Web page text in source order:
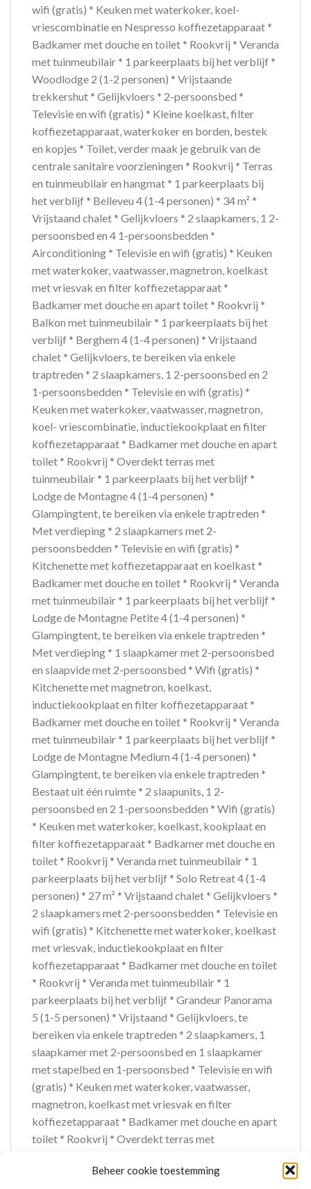
Beheer cookie toestemming
wifi (gratis) * Keuken met waterkoker, koel-
vriescombinatie en Nespresso koffiezetapparaat *
Badkamer met douche en toilet * Rookvrij * Veranda
met tuinmeubilair * 1 parkeerplaats bij het verblijf *
Woodlodge 2 (1-2 personen) * Vrijstaande
trekkershut * Gelijkvloers * 2-persoonsbed *
Televisie en wifi (gratis) * Kleine koelkast, filter
koffiezetapparaat, waterkoker en borden, bestek
en kopjes * Toilet, verder maak je gebruik van de
centrale sanitaire voorzieningen * Rookvrij * Terras
en tuinmeubilair en hangmat * 1 parkeerplaats bij
het verblijf * Belleveu 4 (1-4 personen) * 34 m² *
Vrijstaand chalet * Gelijkvloers * 2 slaapkamers, 1 2-
persoonsbed en 4 1-persoonsbedden *
Airconditioning * Televisie en wifi (gratis) * Keuken
met waterkoker, vaatwasser, magnetron, koelkast
met vriesvak en filter koffiezetapparaat *
Badkamer met douche en apart toilet * Rookvrij *
Balkon met tuinmeubilair * 1 parkeerplaats bij het
verblijf * Berghem 4 (1-4 personen) * Vrijstaand
chalet * Gelijkvloers, te bereiken via enkele
traptreden * 2 slaapkamers, 1 2-persoonsbed en 2
1-persoonsbedden * Televisie en wifi (gratis) *
Keuken met waterkoker, vaatwasser, magnetron,
koel- vriescombinatie, inductiekookplaat en filter
koffiezetapparaat * Badkamer met douche en apart
toilet * Rookvrij * Overdekt terras met
tuinmeubilair * 1 parkeerplaats bij het verblijf *
Lodge de Montagne 4 (1-4 personen) *
Glampingtent, te bereiken via enkele traptreden *
Met verdieping * 2 slaapkamers met 2-
persoonsbedden * Televisie en wifi (gratis) *
Kitchenette met koffiezetapparaat en koelkast *
Badkamer met douche en toilet * Rookvrij * Veranda
met tuinmeubilair * 1 parkeerplaats bij het verblijf *
Lodge de Montagne Petite 4 (1-4 personen) *
Glampingtent, te bereiken via enkele traptreden *
Met verdieping * 1 slaapkamer met 2-persoonsbed
en slaapvide met 2-persoonsbed * Wifi (gratis) *
Kitchenette met magnetron, koelkast,
inductiekookplaat en filter koffiezetapparaat *
Badkamer met douche en toilet * Rookvrij * Veranda
met tuinmeubilair * 1 parkeerplaats bij het verblijf *
Lodge de Montagne Medium 4 (1-4 personen) *
Glampingtent, te bereiken via enkele traptreden *
Bestaat uit één ruimte * 2 slaapunits, 1 2-
persoonsbed en 2 1-persoonsbedden * Wifi (gratis)
* Keuken met waterkoker, koelkast, kookplaat en
filter koffiezetapparaat * Badkamer met douche en
toilet * Rookvrij * Veranda met tuinmeubilair * 1
parkeerplaats bij het verblijf * Solo Retreat 4 (1-4
personen) * 27 m² * Vrijstaand chalet * Gelijkvloers *
2 slaapkamers met 2-persoonsbedden * Televisie en
wifi (gratis) * Kitchenette met waterkoker, koelkast
met vriesvak, inductiekookplaat en filter
koffiezetapparaat * Badkamer met douche en toilet
* Rookvrij * Veranda met tuinmeubilair * 1
parkeerplaats bij het verblijf * Grandeur Panorama
5 (1-5 personen) * Vrijstaand * Gelijkvloers, te
bereiken via enkele traptreden * 2 slaapkamers, 1
slaapkamer met 2-persoonsbed en 1 slaapkamer
met stapelbed en 1-persoonsbed * Televisie en wifi
(gratis) * Keuken met waterkoker, vaatwasser,
magnetron, koelkast met vriesvak en filter
koffiezetapparaat * Badkamer met douche en apart
toilet * Rookvrij * Overdekt terras met
Panorama 5 (1-5 personen) * Vrijstaande